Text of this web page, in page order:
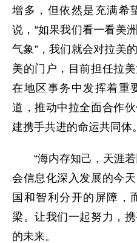
增多，但依然是充满希
说，“如果我们看一看美
气象”，我们就会对拉美
美的门户，目前担任拉
在地区事务中发挥着重
道，推动中拉全面合作
建携手共进的命运共同体。
“海内存知己，天涯若
会信息化深入发展的今
国和智利分开的屏障，
梁。让我们一起努力，
的未来。